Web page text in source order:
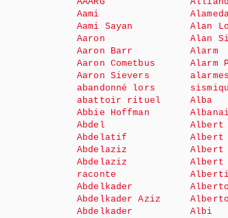
Aami
Aami Sayan
Aaron
Aaron Barr
Aaron Cometbus
Aaron Sievers
abandonné lors
abattoir rituel
Abbie Hoffman
Abdel
Abdelatif
Abdelaziz
Abdelaziz
raconte
Abdelkader
Abdelkader Aziz
Abdelkader
Alan
Alan
Alarm
Alarm
alarmes
Alba
Albert
Albert
Albert
Albert
Alberto
Albi